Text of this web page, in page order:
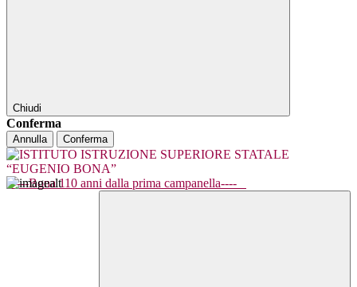
Chiudi
Conferma
Annulla Conferma
----Bona 110 anni dalla prima campanella----